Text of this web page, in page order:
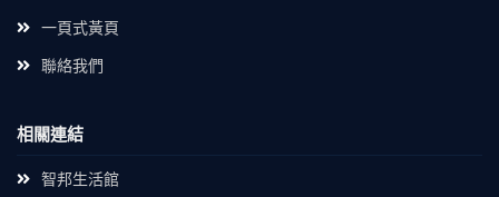
一頁式黃頁
聯絡我們
相關連結
智邦生活館